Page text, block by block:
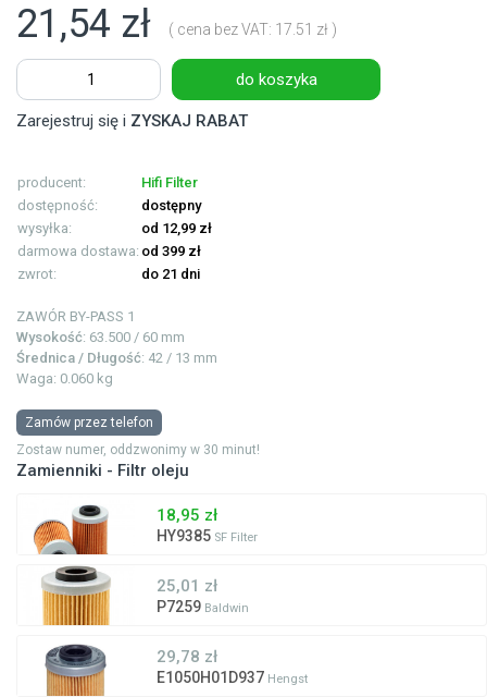
21,54 zł ( cena bez VAT: 17.51 zł )
do koszyka
Zarejestruj się i ZYSKAJ RABAT
producent:
Hifi Filter
dostępność:
dostępny
wysyłka:
od 12,99 zł
darmowa dostawa: od 399 zł
zwrot:
do 21 dni
ZAWÓR BY-PASS 1
Wysokość: 63.500 / 60 mm
Średnica / Długość: 42 / 13 mm
Waga: 0.060 kg
Zamów przez telefon
Zostaw numer, oddzwonimy w 30 minut!
Zamienniki - Filtr oleju
18,95 zł
HY9385 SF Filter
25,01 zł
P7259 Baldwin
29,78 zł
E1050H01D937 Hengst